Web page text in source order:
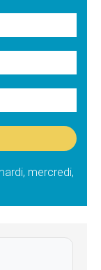
mercredi,